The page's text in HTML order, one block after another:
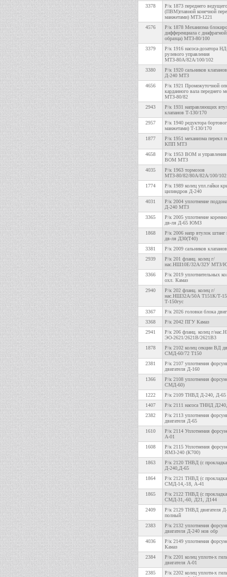
3378
Р/к 1873 переднего
(ПВМ)главной конечной
манжетами) МТЗ-1221
4576
Р/к 1878 Механизма
дифференциала с диафрагмой
образца) МТЗ-80/100
3379
Р/к 1916 насоса-дозатора
рулевого управления
МТЗ-80А/82А/100/102
3380
Р/к 1920 сальников
Д-240 МТЗ
4656
Р/к 1921 Промежуточной
карданного вала переднего
МТЗ-80/82
2943
Р/к 1931 направляющих
клапанов Т-130/170
2957
Р/к 1940 редуктора
манжетами) Т-130/170
1877
Р/к 1951 механизма перекл
КПП МТЗ
4658
Р/к 1953 ВОМ и управления
ВОМ МТЗ
4035
Р/к 1963 тормозов
МТЗ-80/82/80А/82А/100/102
1774
Р/к 1989 колец упл.гайки
цилиндров Д-240
4031
Р/к 2004 уплотнение
Д-240 МТЗ
3365
Р/к 2005 уплотнение
дв-ля Д-65 ЮМЗ
1868
Р/к 2006 напр втулок штанг
дв-ля Д30(Т40)
3381
Р/к 2009 сальников
2939
Р/к 201 фланц. колец г/
нас.НШ10Е/32А/32У МТЗ/
3366
Р/к 2019 уплотнительных
охл. Камаз
2940
Р/к 202 фланц. колец г/
нас.НШ32А/50А Т151К/Т-
Т-150гус
3367
Р/к 2026 головки блока
3368
Р/к 2042 ПГУ Камаз
2941
Р/к 206 фланц. колец г/
ЭО-2621/2621В/2621В3
1878
Р/к 2102 колец секции ВД
СМД-60/72 Т150
2381
Р/к 2107 уплотнения
двигателя Д-160
1366
Р/к 2108 уплотнения
СМД-60)
1222
Р/к 2109 ТНВД Д-240, Д-65
1407
Р/к 2111 насоса ТННД
2382
Р/к 2113 уплотнения
двигателя Д-65
1610
Р/к 2114 Уплотнения
А-01
1608
Р/к 2115 Уплотнения
ЯМЗ-240 (К700)
1863
Р/к 2120 ТНВД (с
Д-240,Д-65
1864
Р/к 2121 ТНВД (с
СМД-14,-18, А-41
1865
Р/к 2122 ТНВД (с
СМД-31,-60, Д21, Д144
2409
Р/к 2129 ТНВД двигателя
полный
2383
Р/к 2132 уплотнения
двигателя Д-240 нов обр
4036
Р/к 2149 уплотнения
Камаз
2384
Р/к 2201 колец уплотн-х
двигателя А-01
2385
Р/к 2202 колец уплотн-х